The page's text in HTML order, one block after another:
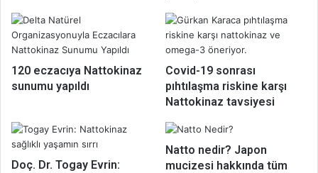
120 eczacıya Nattokinaz
sunumu yapıldı
Covid-19 sonrası
pıhtılaşma riskine karşı
Nattokinaz tavsiyesi
Doç. Dr. Togay Evrin:
Natto nedir? Japon
mucizesi hakkında tüm